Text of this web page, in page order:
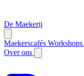
De Maekerij
Maekerscafés Workshops
Over ons